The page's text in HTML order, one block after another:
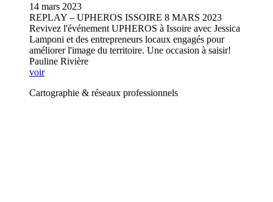
14 mars 2023
REPLAY – UPHEROS ISSOIRE 8 MARS 2023
Revivez l'événement UPHEROS à Issoire avec Jessica
Lamponi et des entrepreneurs locaux engagés pour
améliorer l'image du territoire. Une occasion à saisir!
Pauline Rivière
voir
Cartographie & réseaux professionnels